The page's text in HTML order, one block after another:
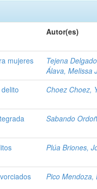
Autor(es)
mujeres
Tejena
Álava, Melissa
Choez Choez,
Sabando
Plúa Briones,
Pico Mendoza,